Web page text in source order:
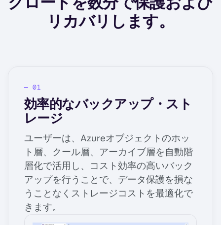
リカバリします。
効率的なバックアップ・スト
レージ
ユーザーは、Azureオブジェクトのホッ
ト層、クール層、アーカイブ層を自動階
層化で活用し、コスト効率の高いバック
アップを行うことで、データ保護を損な
うことなくストレージコストを最適化で
きます。